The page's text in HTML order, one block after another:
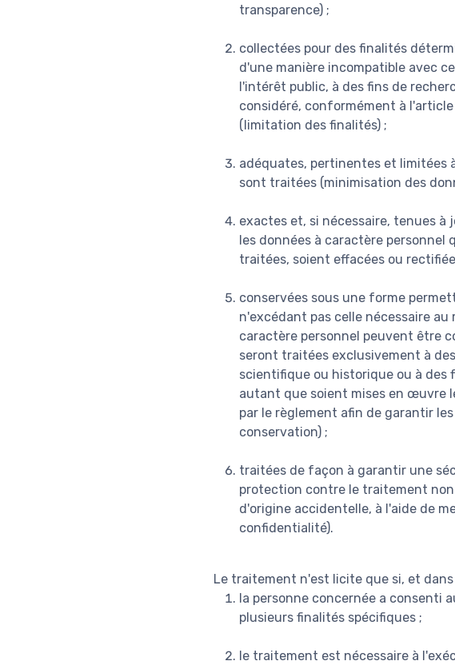
transparence) ;
collectées pour des finalités
d'une manière incompatible avec
l'intérêt public, à des fins de
considéré, conformément à
(limitation des finalités) ;
adéquates, pertinentes et limitées
sont traitées (minimisation des
exactes et, si nécessaire, tenues à
les données à caractère
traitées, soient effacées ou
conservées sous une forme
n'excédant pas celle nécessaire
caractère personnel peuvent être
seront traitées exclusivement à
scientifique ou historique ou à des
autant que soient mises en œuvre
par le règlement afin de garantir
conservation) ;
traitées de façon à garantir une
protection contre le traitement
d'origine accidentelle, à l'aide de
confidentialité).
Le traitement n'est licite que si, et
la personne concernée a consenti
plusieurs finalités spécifiques ;
le traitement est nécessaire à